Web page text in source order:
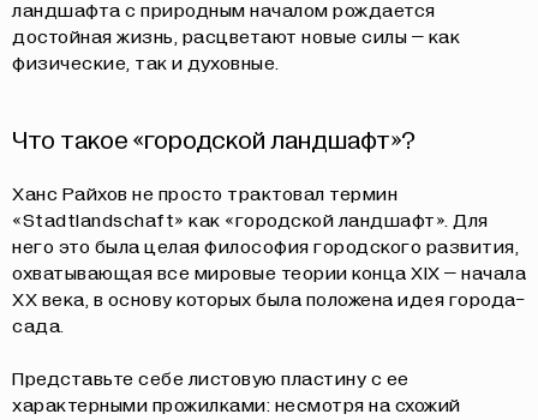
ландшафта с природным началом рождается
достойная жизнь, расцветают новые силы – как
физические, так и духовные.
Что такое «городской ландшафт»?
Ханс Райхов не просто трактовал термин
«Stadtlandschaft» как «городской ландшафт». Для
него это была целая философия городского развития,
охватывающая все мировые теории конца XIX – начала
XX века, в основу которых была положена идея города-
сада.
Представьте себе листовую пластину с ее
характерными прожилками: несмотря на схожий